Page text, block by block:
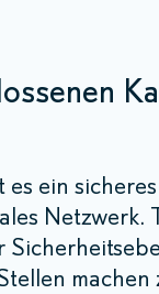
ein
Netzwerk.
machen